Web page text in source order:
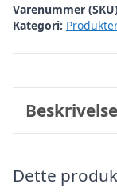
Varenummer
Kategori:
Beskrivelse
Dette